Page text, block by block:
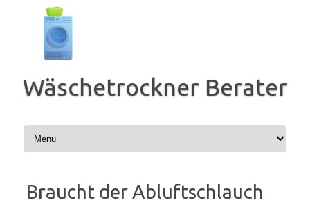
springen
Wäschetrockner Berater
Braucht der Abluftschlauch